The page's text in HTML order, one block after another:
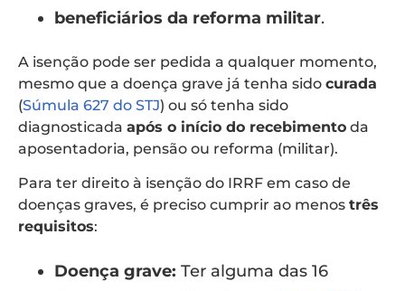
beneficiários da reforma militar.
A isenção pode ser pedida a qualquer momento,
mesmo que a doença grave já tenha sido curada
(Súmula 627 do STJ) ou só tenha sido
diagnosticada após o início do recebimento da
aposentadoria, pensão ou reforma (militar).
Para ter direito à isenção do IRRF em caso de
doenças graves, é preciso cumprir ao menos três
requisitos:
Doença grave: Ter alguma das 16